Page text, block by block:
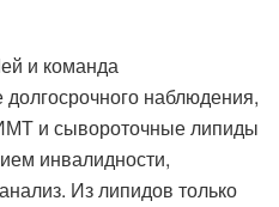
и команда
наблюдения,
и сывороточные липиды
инвалидности,
Из липидов только